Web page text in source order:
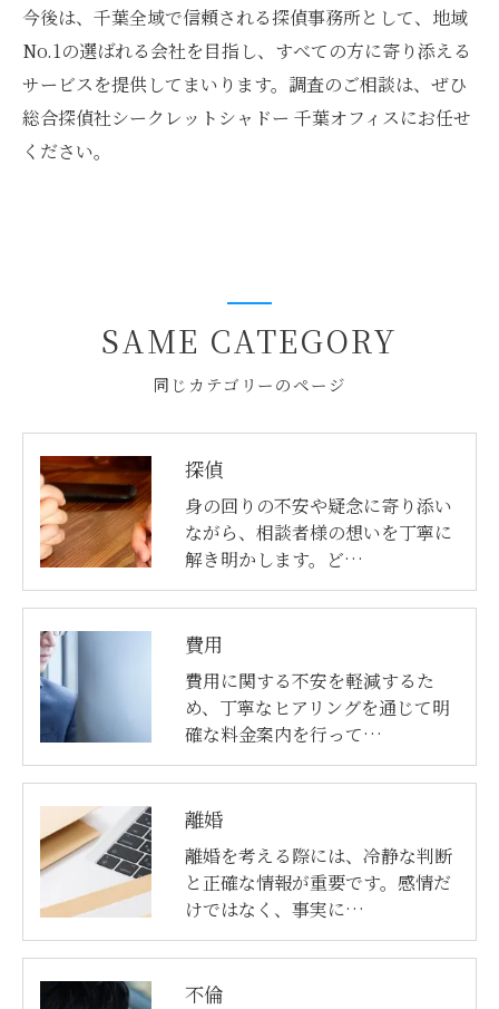
今後は、千葉全域で信頼される探偵事務所として、地域
No.1の選ばれる会社を目指し、すべての方に寄り添える
サービスを提供してまいります。調査のご相談は、ぜひ
総合探偵社シークレットシャドー 千葉オフィスにお任せ
ください。
同じカテゴリーのページ
SAME CATEGORY
探偵
身の回りの不安や疑念に寄り添い
ながら、相談者様の想いを丁寧に
解き明かします。ど…
費用
費用に関する不安を軽減するた
め、丁寧なヒアリングを通じて明
確な料金案内を行って…
離婚
離婚を考える際には、冷静な判断
と正確な情報が重要です。感情だ
けではなく、事実に…
不倫